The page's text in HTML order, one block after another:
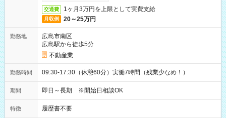
交通費 1ヶ月3万円を上限として実費支給
月収例 20～25万円
勤務地
広島市南区
広島駅から徒歩5分
不動産業
勤務時間 09:30-17:30（休憩60分）実働7時間（残業少なめ！）
期間 即日～長期 ※開始日相談OK
特徴 履歴書不要